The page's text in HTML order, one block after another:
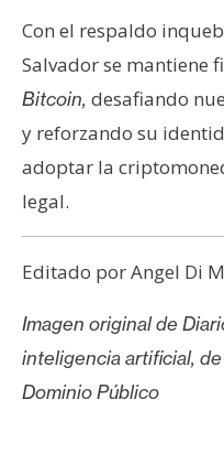
Con el respaldo
Salvador se mantiene
Bitcoin, desafiando
y reforzando su
adoptar la
legal.
Editado por Angel Di
Imagen original de
inteligencia artificial,
Dominio Público